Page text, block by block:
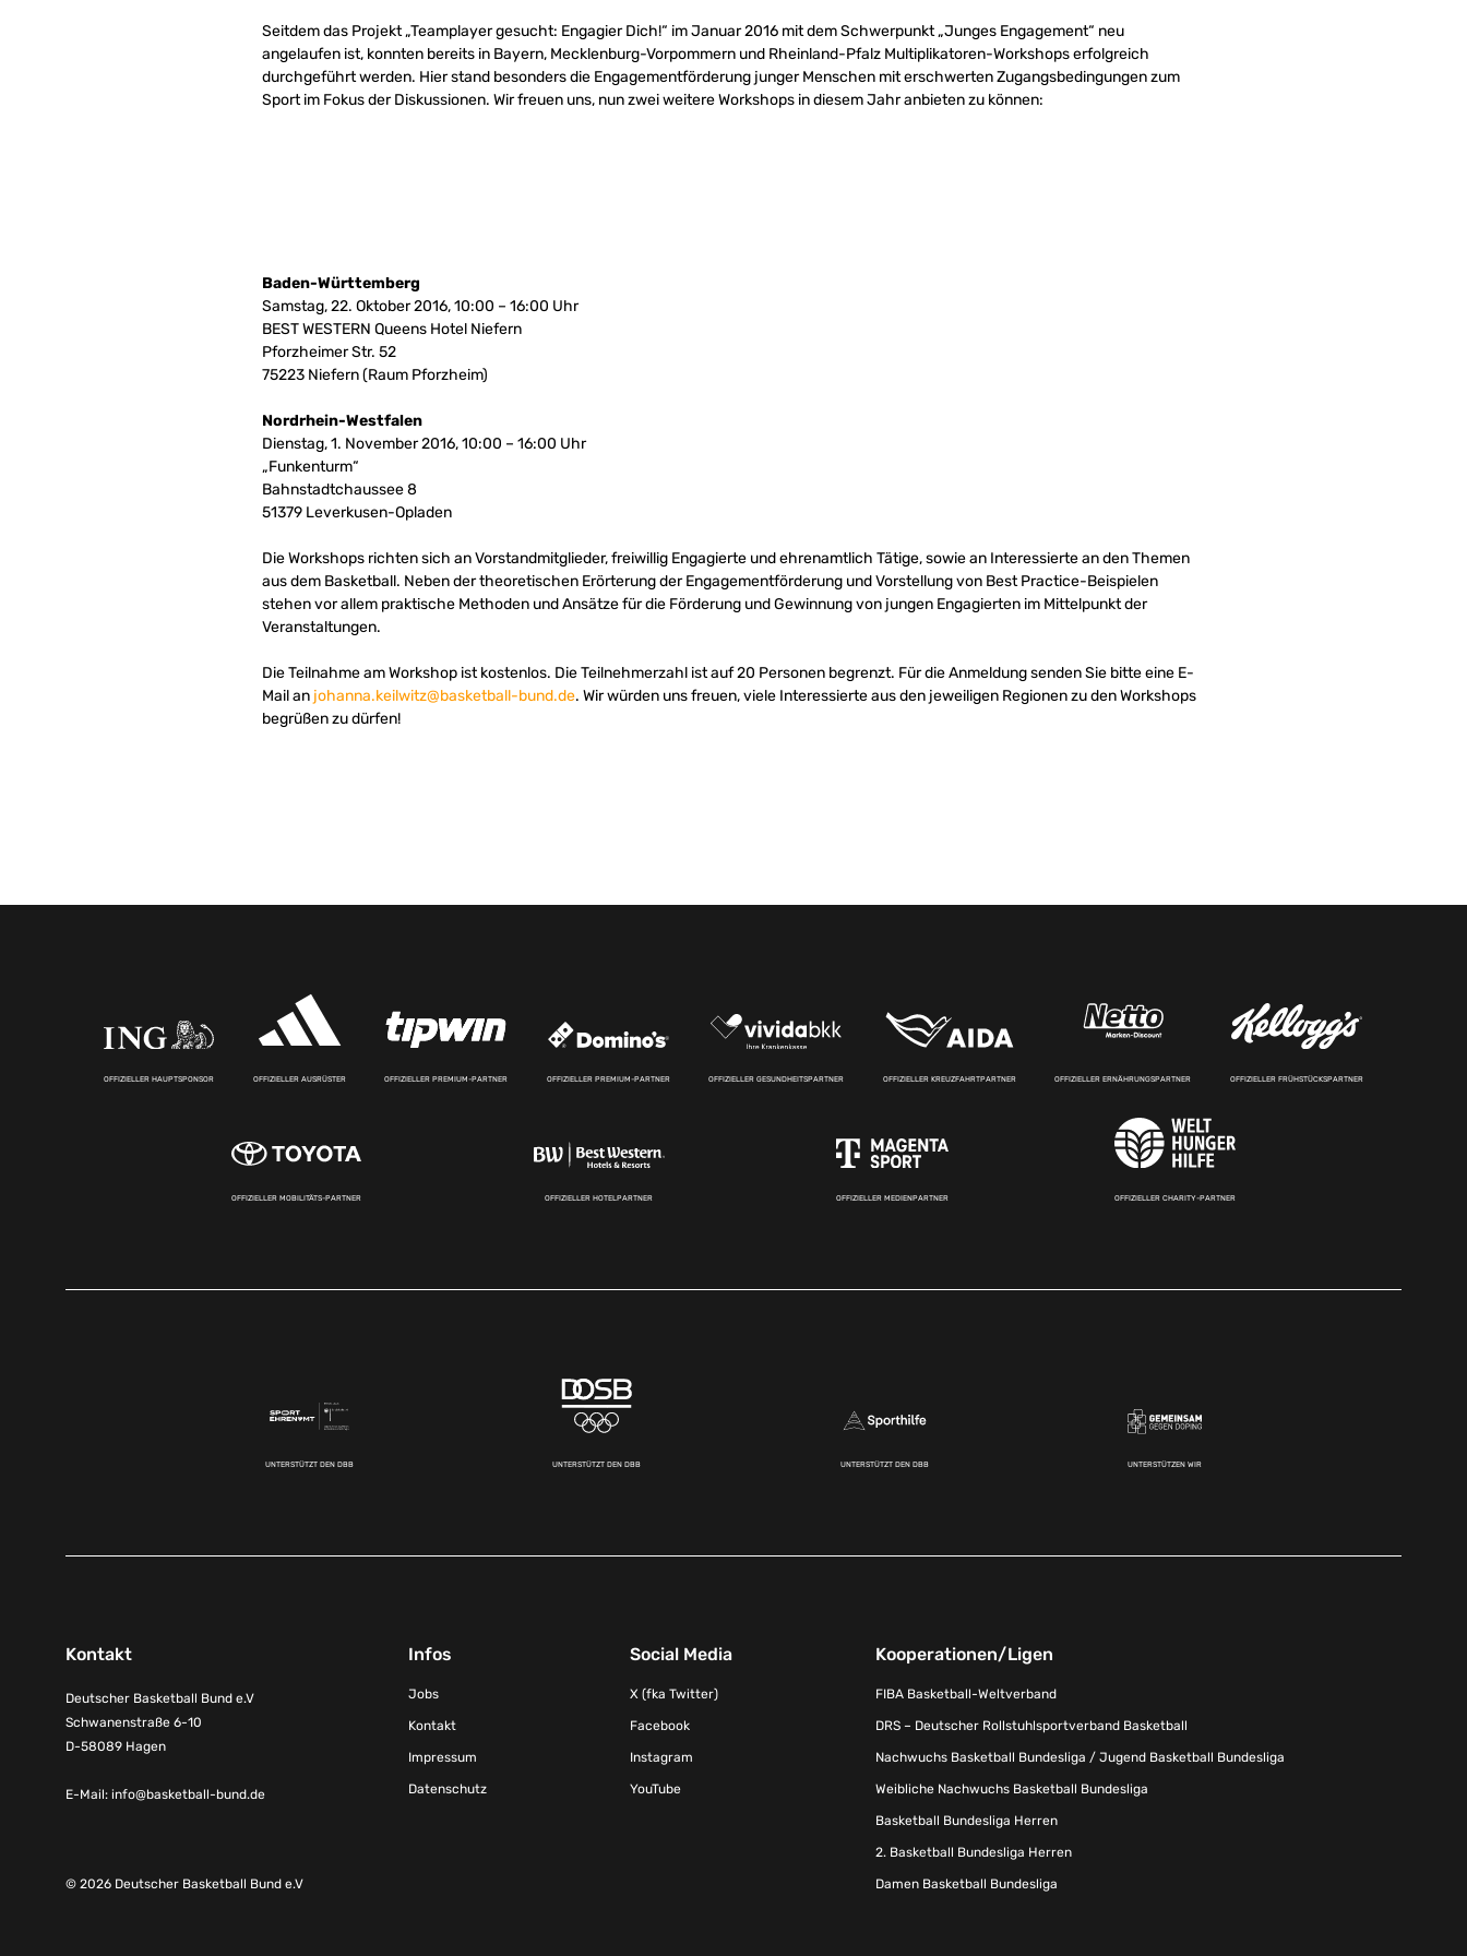
Seitdem das Projekt „Teamplayer gesucht: Engagier Dich!“ im Januar 2016 mit dem Schwerpunkt „Junges Engagement“ neu
angelaufen ist, konnten bereits in Bayern, Mecklenburg-Vorpommern und Rheinland-Pfalz Multiplikatoren-Workshops erfolgreich
durchgeführt werden. Hier stand besonders die Engagementförderung junger Menschen mit erschwerten Zugangsbedingungen zum
Sport im Fokus der Diskussionen. Wir freuen uns, nun zwei weitere Workshops in diesem Jahr anbieten zu können:
Baden-Württemberg
Samstag, 22. Oktober 2016, 10:00 – 16:00 Uhr
BEST WESTERN Queens Hotel Niefern
Pforzheimer Str. 52
75223 Niefern (Raum Pforzheim)
Nordrhein-Westfalen
Dienstag, 1. November 2016, 10:00 – 16:00 Uhr
„Funkenturm“
Bahnstadtchaussee 8
51379 Leverkusen-Opladen
Die Workshops richten sich an Vorstandmitglieder, freiwillig Engagierte und ehrenamtlich Tätige, sowie an Interessierte an den Themen
aus dem Basketball. Neben der theoretischen Erörterung der Engagementförderung und Vorstellung von Best Practice-Beispielen
stehen vor allem praktische Methoden und Ansätze für die Förderung und Gewinnung von jungen Engagierten im Mittelpunkt der
Veranstaltungen.
Die Teilnahme am Workshop ist kostenlos. Die Teilnehmerzahl ist auf 20 Personen begrenzt. Für die Anmeldung senden Sie bitte eine E-
Mail an johanna.keilwitz@basketball-bund.de. Wir würden uns freuen, viele Interessierte aus den jeweiligen Regionen zu den Workshops
begrüßen zu dürfen!
OFFIZIELLER HAUPTSPONSOR OFFIZIELLER AUSRÜSTER OFFIZIELLER PREMIUM-PARTNER OFFIZIELLER PREMIUM-PARTNER OFFIZIELLER GESUNDHEITSPARTNER OFFIZIELLER KREUZFAHRTPARTNER OFFIZIELLER ERNÄHRUNGSPARTNER OFFIZIELLER FRÜHSTÜCKSPARTNER
OFFIZIELLER MOBILITÄTS-PARTNER OFFIZIELLER HOTELPARTNER OFFIZIELLER MEDIENPARTNER OFFIZIELLER CHARITY-PARTNER
UNTERSTÜTZT DEN DBB UNTERSTÜTZT DEN DBB UNTERSTÜTZT DEN DBB UNTERSTÜTZEN WIR
Kontakt
Deutscher Basketball Bund e.V
Schwanenstraße 6-10
D-58089 Hagen
E-Mail: info@basketball-bund.de
Infos
Jobs
Kontakt
Impressum
Datenschutz
Social Media
X (fka Twitter)
Facebook
Instagram
YouTube
Kooperationen/Ligen
FIBA Basketball-Weltverband
DRS – Deutscher Rollstuhlsportverband Basketball
Nachwuchs Basketball Bundesliga / Jugend Basketball Bundesliga
Weibliche Nachwuchs Basketball Bundesliga
Basketball Bundesliga Herren
2. Basketball Bundesliga Herren
Damen Basketball Bundesliga
© 2026 Deutscher Basketball Bund e.V